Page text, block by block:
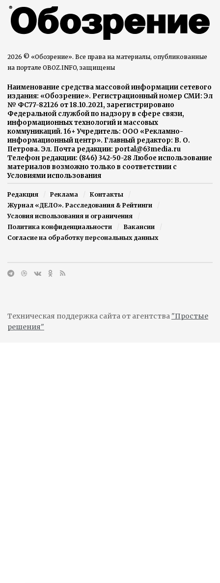
2026 © «Обозрение». Все права на материалы, опубликованные
на портале OBOZ.INFO, защищены
Наименование средства массовой информации сетевого
издания: «Обозрение». Регистрационный номер СМИ: Эл
№ ФС77-82126 от 18.10.2021, зарегистрировано
Федеральной службой по надзору в сфере связи,
информационных технологий и массовых
коммуникаций. 16+ Учредитель: ООО «Рекламно-
информационный центр». Главный редактор: В. О.
Петрова. Эл. Почта редакции: portal@63media.ru
Телефон редакции: (846) 342-50-28 Любое использование
материалов возможно только в соответствии с
Условиями использования
Редакция Реклама
Контакты
Журнал «ДЕЛО». Расследования & Рейтинги
Условия использования и ограничения
Политика конфиденциальности
Вакансии
Согласие на обработку персональных данных
Техническая поддержка сайта от агентства "Простые
решения"